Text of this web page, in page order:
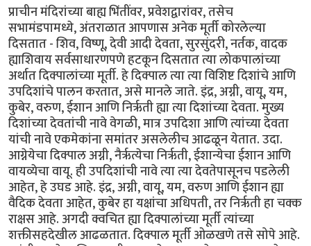
प्राचीन मंदिरांच्या बाह्य भिंतींवर, प्रवेशद्वारांवर, तसेच
सभामंडपामध्ये, अंतराळात आपणास अनेक मूर्ती कोरलेल्या
दिसतात - शिव, विष्णू, देवी आदी देवता, सुरसुंदरी, नर्तक, वादक
ह्याशिवाय सर्वसाधारणपणे हटकून दिसतात त्या लोकपालांच्या
अर्थात दिक्पालांच्या मूर्ती. हे दिक्पाल त्या त्या विशिष्ट दिशांचे आणि
उपदिशांचे पालन करतात, असे मानले जाते. इंद्र, अग्नी, वायू, यम,
कुबेर, वरुण, ईशान आणि निर्ऋती ह्या त्या दिशांच्या देवता. मुख्य
दिशांच्या देवतांची नावे वेगळी, मात्र उपदिशा आणि त्यांच्या देवता
यांची नावे एकमेकांना समांतर असलेलीच आढळून येतात. उदा.
आग्नेयेचा दिक्पाल अग्नी, नैर्ऋत्येचा निर्ऋती, ईशान्येचा ईशान आणि
वायव्येचा वायू. ही उपदिशांची नावे त्या त्या देवतेपासूनच पडलेली
आहेत, हे उघड आहे. इंद्र, अग्नी, वायू, यम, वरुण आणि ईशान ह्या
वैदिक देवता आहेत, कुबेर हा यक्षांचा अधिपती, तर निर्ऋती हा चक्क
राक्षस आहे. अगदी क्वचित ह्या दिक्पालांच्या मूर्ती त्यांच्या
शक्तीसहदेखील आढळतात. दिक्पाल मूर्ती ओळखणे तसे सोपे आहे.